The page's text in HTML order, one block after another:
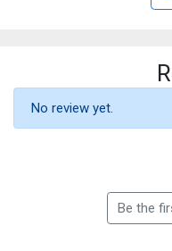
No review yet.
Be the